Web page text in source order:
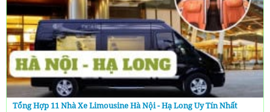
Tổng Hợp 11 Nhà Xe Limousine Hà Nội - Hạ Long Uy Tín Nhất